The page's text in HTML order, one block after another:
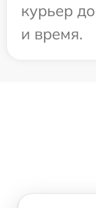
курьер
и время.